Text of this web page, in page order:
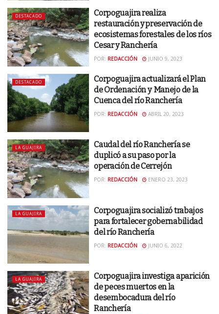
DESTACADO
Corpoguajira realiza
restauración y preservación de
ecosistemas forestales de los ríos
Cesar y Ranchería
POR: REDACCIÓN JUNIO 9, 2023
DESTACADO
Corpoguajira actualizará el Plan
de Ordenación y Manejo de la
Cuenca del río Ranchería
POR: REDACCIÓN ABRIL 20, 2023
LA GUAJIRA
Caudal del río Ranchería se
duplicó a su paso por la
operación de Cerrejón
POR: REDACCIÓN ENERO 23, 2023
LA GUAJIRA
Corpoguajira socializó trabajos
para fortalecer gobernabilidad
del río Ranchería
POR: REDACCIÓN JUNIO 6, 2022
LA GUAJIRA
Corpoguajira investiga aparición
de peces muertos en la
desembocadura del río
Ranchería